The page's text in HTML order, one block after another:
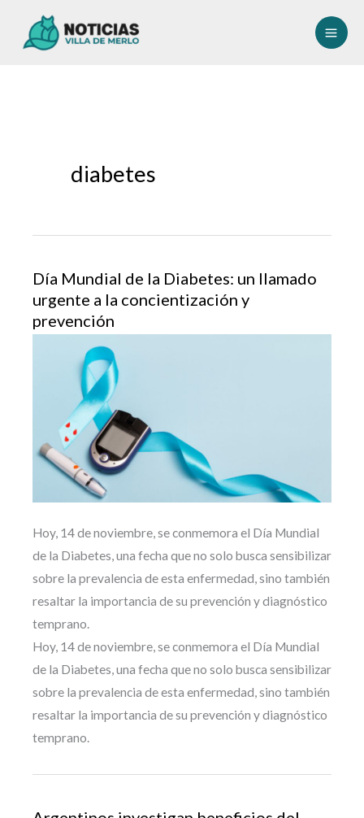
diabetes
Día Mundial de la Diabetes: un llamado
urgente a la concientización y
prevención
Hoy, 14 de noviembre, se conmemora el Día Mundial
de la Diabetes, una fecha que no solo busca sensibilizar
sobre la prevalencia de esta enfermedad, sino también
resaltar la importancia de su prevención y diagnóstico
temprano.
Hoy, 14 de noviembre, se conmemora el Día Mundial
de la Diabetes, una fecha que no solo busca sensibilizar
sobre la prevalencia de esta enfermedad, sino también
resaltar la importancia de su prevención y diagnóstico
temprano.